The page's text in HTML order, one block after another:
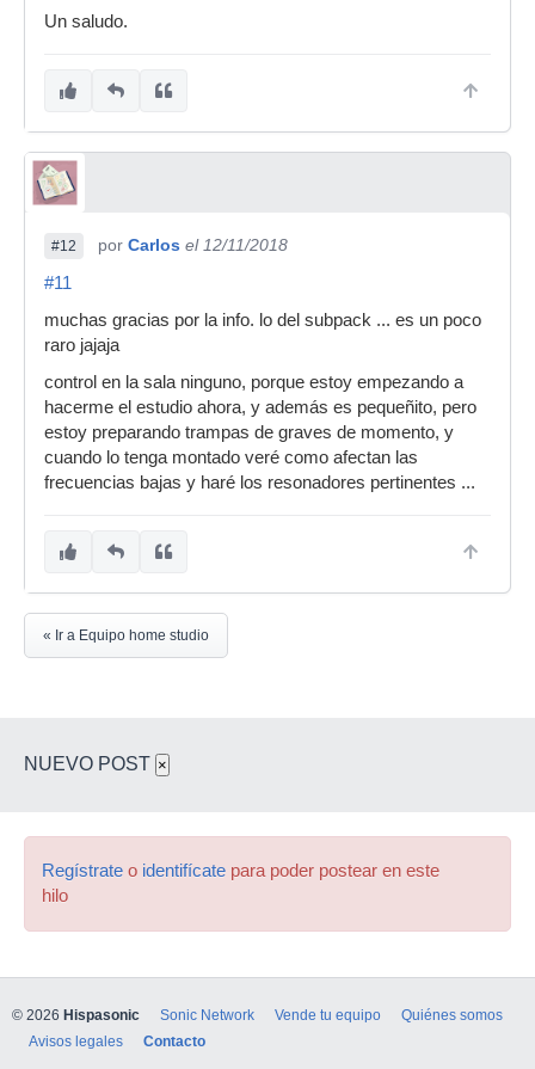
Un saludo.
#12 por Carlos el 12/11/2018
#11
muchas gracias por la info. lo del subpack ... es un poco
raro jajaja
control en la sala ninguno, porque estoy empezando a
hacerme el estudio ahora, y además es pequeñito, pero
estoy preparando trampas de graves de momento, y
cuando lo tenga montado veré como afectan las
frecuencias bajas y haré los resonadores pertinentes ...
« Ir a Equipo home studio
NUEVO POST ×
Regístrate o identifícate para poder postear en este
hilo
© 2026 Hispasonic Sonic Network Vende tu equipo
Quiénes somos
Avisos legales
Contacto